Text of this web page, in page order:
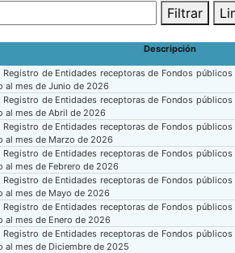
Filtrar
Descripción
Registro de Entidades receptoras de Fondos
al mes de Junio de 2026
Registro de Entidades receptoras de Fondos
al mes de Abril de 2026
Registro de Entidades receptoras de Fondos
al mes de Marzo de 2026
Registro de Entidades receptoras de Fondos
al mes de Febrero de 2026
Registro de Entidades receptoras de Fondos
al mes de Mayo de 2026
Registro de Entidades receptoras de Fondos
al mes de Enero de 2026
Registro de Entidades receptoras de Fondos
al mes de Diciembre de 2025